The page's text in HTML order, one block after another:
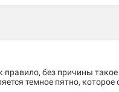
без причины такое
темное пятно,